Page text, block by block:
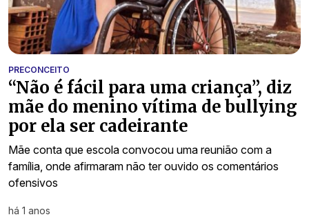
PRECONCEITO
“Não é fácil para uma criança”, diz
mãe do menino vítima de bullying
por ela ser cadeirante
Mãe conta que escola convocou uma reunião com a
família, onde afirmaram não ter ouvido os comentários
ofensivos
há 1 anos